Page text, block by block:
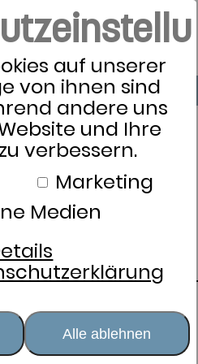
auf unserer
von ihnen sind
andere uns
und Ihre
verbessern.
Marketing
Medien
Alle ablehnen